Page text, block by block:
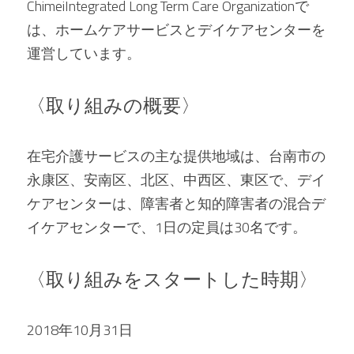
ChimeiIntegrated Long Term Care Organizationで
は、ホームケアサービスとデイケアセンターを
運営しています。
〈取り組みの概要〉
在宅介護サービスの主な提供地域は、台南市の
永康区、安南区、北区、中西区、東区で、デイ
ケアセンターは、障害者と知的障害者の混合デ
イケアセンターで、1日の定員は30名です。
〈取り組みをスタートした時期〉
2018年10月31日